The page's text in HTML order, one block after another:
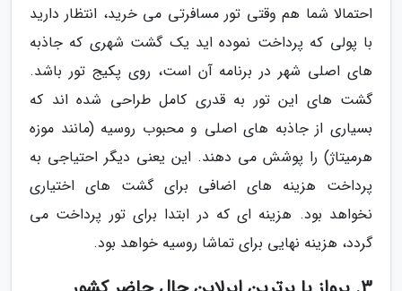
احتمالا شما هم وقتی تور مسافرتی می خرید، انتظار دارید
با پولی که پرداخت نموده اید یک گشت شهری که جاذبه
های اصلی شهر در برنامه آن است، روی پکیج تور باشد.
گشت های این تور به قدری کامل طراحی شده اند که
بسیاری از جاذبه های اصلی و محبوب روسیه (مانند موزه
هرمیتاژ) را پوشش می دهند. این یعنی دیگر احتیاجی به
پرداخت هزینه های اضافی برای گشت های اختیاری
نخواهد بود. هزینه ای که در ابتدا برای تور پرداخت می
گردد، هزینه نهایی برای تماشا روسیه خواهد بود.